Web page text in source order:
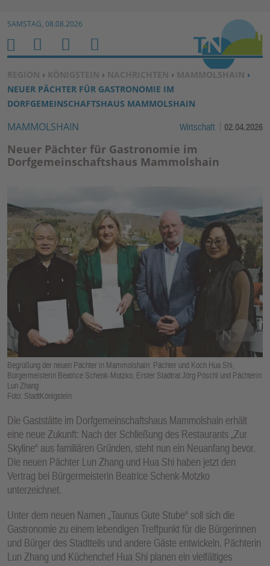
Zum Inhalt springen ↓
SAMSTAG, 08.08.2026
SIE BEFINDEN SICH HIER:
REGION › KÖNIGSTEIN › NACHRICHTEN › MAMMOLSHAIN ›
NEUER PÄCHTER FÜR GASTRONOMIE IM
DORFGEMEINSCHAFTSHAUS MAMMOLSHAIN
MAMMOLSHAIN Wirtschaft 02.04.2026
Neuer Pächter für Gastronomie im
Dorfgemeinschaftshaus Mammolshain
Begrüßung der neuen Pächter in Mammolshain: Pächter und Koch Hua Shi,
Bürgermeisterin Beatrice Schenk-Motzko, Erster Stadtrat Jörg Pöschl und Pächterin
Lun Zhang
Foto: StadtKönigstein
Die Gaststätte im Dorfgemeinschaftshaus Mammolshain erhält
eine neue Zukunft: Nach der Schließung des Restaurants „Zur
Skyline“ aus familiären Gründen, steht nun ein Neuanfang bevor.
Die neuen Pächter Lun Zhang und Hua Shi haben jetzt den
Vertrag bei Bürgermeisterin Beatrice Schenk-Motzko
unterzeichnet.
Unter dem neuen Namen „Taunus Gute Stube“ soll sich die
Gastronomie zu einem lebendigen Treffpunkt für die Bürgerinnen
und Bürger des Stadtteils und andere Gäste entwickeln. Pächterin
Lun Zhang und Küchenchef Hua Shi planen ein vielfältiges
H
O
M
E
M
E
N
U
S
U
C
H
E
N
B
E
N
U
E
R
N
K
TI
O
N
E
N